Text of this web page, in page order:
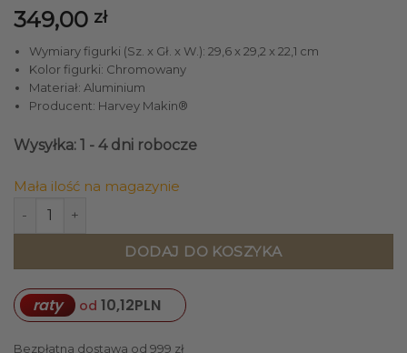
349,00 zł
Wymiary figurki (Sz. x Gł. x W.): 29,6 x 29,2 x 22,1 cm
Kolor figurki: Chromowany
Materiał: Aluminium
Producent: Harvey Makin®
Wysyłka: 1 - 4 dni robocze
Mała ilość na magazynie
ilość FIGURKA DEKORACYJNA samolot Spitfire,
DODAJ DO KOSZYKA
raty od 10,12PLN
Bezpłatna dostawa od 999 zł